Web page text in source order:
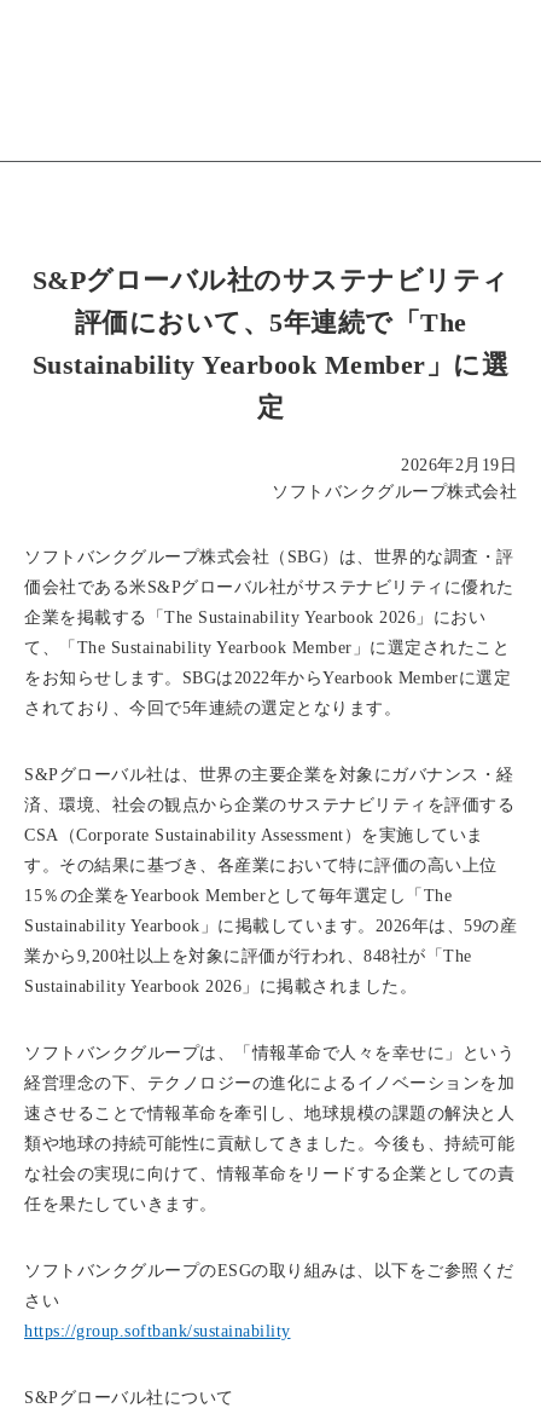
S&Pグローバル社のサステナビリティ
評価において、5年連続で「The
Sustainability Yearbook Member」に選
定
2026年2月19日
ソフトバンクグループ株式会社
ソフトバンクグループ株式会社（SBG）は、世界的な調査・評
価会社である米S&Pグローバル社がサステナビリティに優れた
企業を掲載する「The Sustainability Yearbook 2026」におい
て、「The Sustainability Yearbook Member」に選定されたこと
をお知らせします。SBGは2022年からYearbook Memberに選定
されており、今回で5年連続の選定となります。
S&Pグローバル社は、世界の主要企業を対象にガバナンス・経
済、環境、社会の観点から企業のサステナビリティを評価する
CSA（Corporate Sustainability Assessment）を実施していま
す。その結果に基づき、各産業において特に評価の高い上位
15％の企業をYearbook Memberとして毎年選定し「The
Sustainability Yearbook」に掲載しています。2026年は、59の産
業から9,200社以上を対象に評価が行われ、848社が「The
Sustainability Yearbook 2026」に掲載されました。
ソフトバンクグループは、「情報革命で人々を幸せに」という
経営理念の下、テクノロジーの進化によるイノベーションを加
速させることで情報革命を牽引し、地球規模の課題の解決と人
類や地球の持続可能性に貢献してきました。今後も、持続可能
な社会の実現に向けて、情報革命をリードする企業としての責
任を果たしていきます。
ソフトバンクグループのESGの取り組みは、以下をご参照くだ
さい
https://group.softbank/sustainability
S&Pグローバル社について